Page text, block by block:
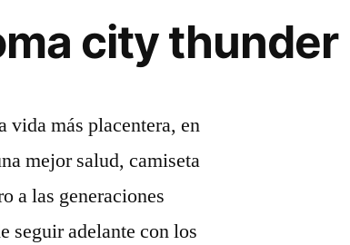
city thunder
vida más placentera, en
mejor salud, camiseta
a las generaciones
seguir adelante con los